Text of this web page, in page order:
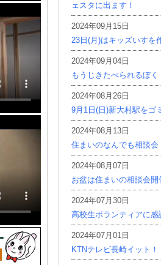
ェスタに出ます！
2024年09月15日
23日(月)はキッズいすを
2024年09月04日
もうじきたべられるぼく
2024年08月26日
9月1日(日)新大村駅をゴ
2024年08月13日
住まいのなんでも相談会
2024年08月07日
お盆は住まいの相談会開
2024年07月30日
高校生ボランティアに感
2024年07月01日
KTNテレビ長崎イット！